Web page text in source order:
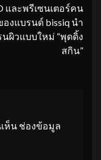
และพรีเซนเตอร์คน
องแบรนด์ bissiq นำ
นผิวแบบใหม่ “พุดดิ้ง
สกิน”
ห็น ช่องข้อมูล